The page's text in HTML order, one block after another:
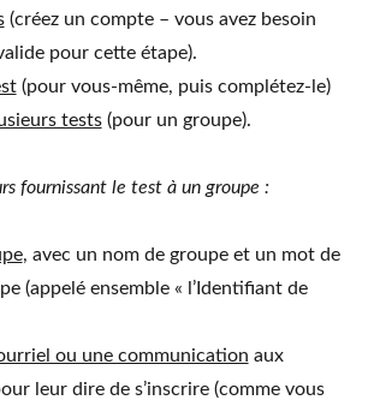
(créez un compte – vous avez besoin
pour cette étape).
(pour vous-même, puis complétez-le)
tests(pour un groupe).
fournissant le test à un groupe :
, avec un nom de groupe et un mot de
(appelé ensemble « l’Identifiant de
ou une communication aux
leur dire de s’inscrire (comme vous